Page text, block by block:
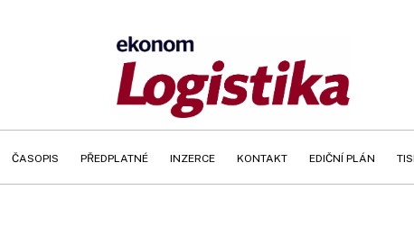
ČASOPIS PŘEDPLATNÉ INZERCE KONTAKT EDIČNÍ PLÁN